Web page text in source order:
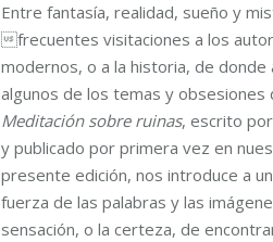
Entre fantasía, realidad, sueño y
frecuentes visitaciones a los
modernos, o a la historia, de donde
algunos de los temas y obsesiones
Meditación sobre ruinas, escrito
y publicado por primera vez en
presente edición, nos introduce a
fuerza de las palabras y las
sensación, o la certeza, de